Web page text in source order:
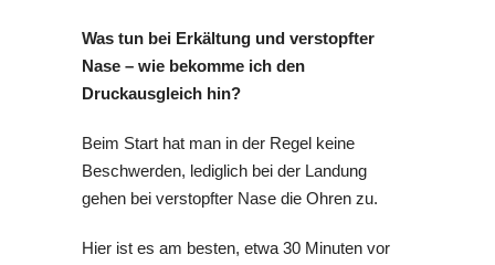
Was tun bei Erkältung und verstopfter
Nase – wie bekomme ich den
Druckausgleich hin?
Beim Start hat man in der Regel keine
Beschwerden, lediglich bei der Landung
gehen bei verstopfter Nase die Ohren zu.
Hier ist es am besten, etwa 30 Minuten vor